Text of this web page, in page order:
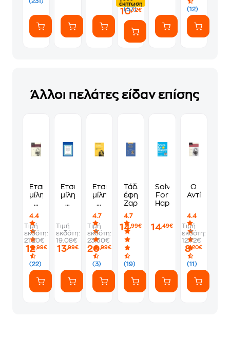
(57)
έκπτωση
10,72€ (12)
Άλλοι πελάτες είδαν επίσης
Έτσι
μίλησε
ο
4.4
(22)
Τιμή
εκδότη:
21.20€
12,99€
Έτσι
μίλησεν
ο
Τιμή
εκδότη:
19.08€
13,99€
Έτσι
μίλησε
ο
4.7
(3)
Τιμή
εκδότη:
23.30€
20,99€
Τάδε
έφη
Ζαρατούστρας
4.7
(19)
14,99€
Solve
For
Happy
14,49€
Ο
Αντίχριστος
4.4
(11)
Τιμή
εκδότη:
12.72€
8,20€